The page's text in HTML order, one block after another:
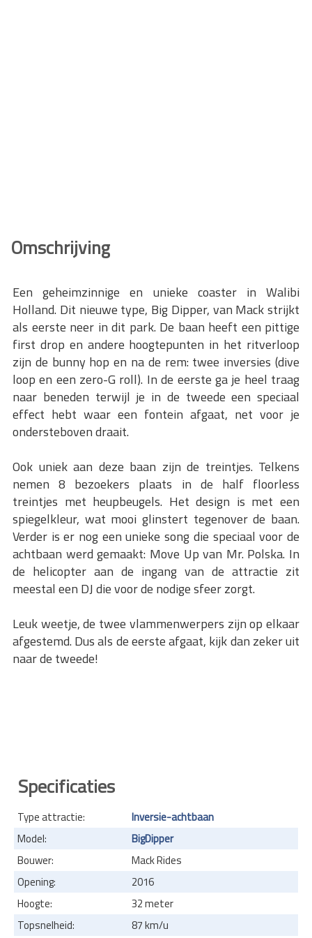
Omschrijving
Een geheimzinnige en unieke coaster in Walibi
Holland. Dit nieuwe type, Big Dipper, van Mack strijkt
als eerste neer in dit park. De baan heeft een pittige
first drop en andere hoogtepunten in het ritverloop
zijn de bunny hop en na de rem: twee inversies (dive
loop en een zero-G roll). In de eerste ga je heel traag
naar beneden terwijl je in de tweede een speciaal
effect hebt waar een fontein afgaat, net voor je
ondersteboven draait.
Ook uniek aan deze baan zijn de treintjes. Telkens
nemen 8 bezoekers plaats in de half floorless
treintjes met heupbeugels. Het design is met een
spiegelkleur, wat mooi glinstert tegenover de baan.
Verder is er nog een unieke song die speciaal voor de
achtbaan werd gemaakt: Move Up van Mr. Polska. In
de helicopter aan de ingang van de attractie zit
meestal een DJ die voor de nodige sfeer zorgt.
Leuk weetje, de twee vlammenwerpers zijn op elkaar
afgestemd. Dus als de eerste afgaat, kijk dan zeker uit
naar de tweede!
Specificaties
Type attractie:
Inversie-achtbaan
Model:
BigDipper
Bouwer:
Mack Rides
Opening:
2016
Hoogte:
32 meter
Topsnelheid:
87 km/u